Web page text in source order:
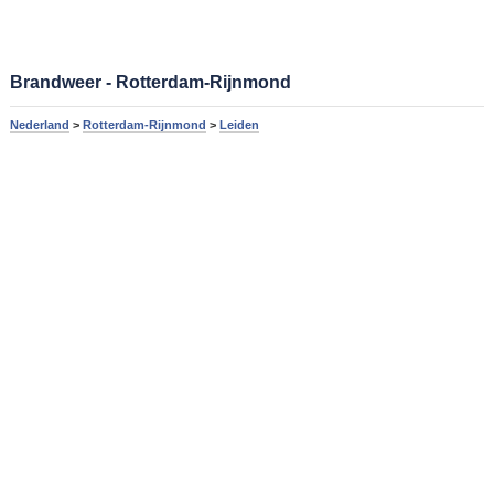
Brandweer - Rotterdam-Rijnmond
Nederland > Rotterdam-Rijnmond > Leiden